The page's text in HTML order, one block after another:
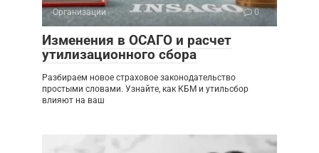
Организации 0
Изменения в ОСАГО и расчет
утилизационного сбора
Разбираем новое страховое законодательство
простыми словами. Узнайте, как КБМ и утильсбор
влияют на ваш